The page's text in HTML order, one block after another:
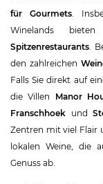
für Gourmets.
Winelands
Spitzenrestaurants.
den zahlreichen
Falls Sie direkt auf
die Villen Manor
Franschhoek und
Zentren mit viel Flair
lokalen Weine, die
Genuss ab.